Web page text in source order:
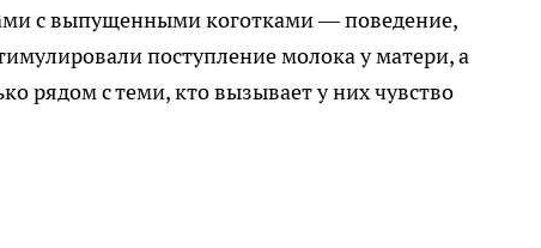
с выпущенными коготками — поведение,
поступление молока у матери, а
рядом с теми, кто вызывает у них чувство